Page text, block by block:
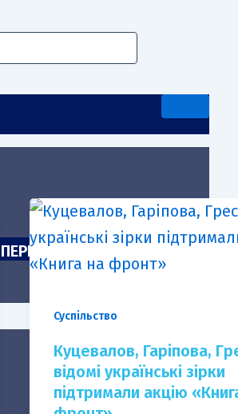
ПРАКТИКА
Суспільство
Куцевалов, Гаріпова,
відомі українські зірки
підтримали акцію